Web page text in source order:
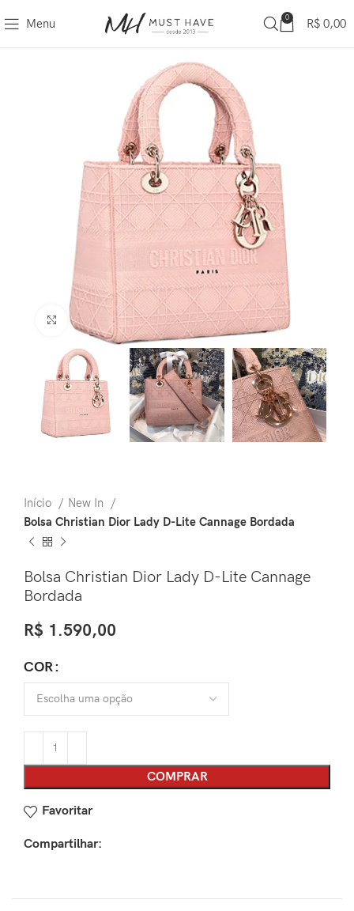
Menu 0 R$ 0,00
Clique para ampliar
Início
New In
Bolsa Christian Dior Lady D-Lite Cannage Bordada
Bolsa Christian Dior Lady D-Lite Cannage
Bordada
R$ 1.590,00
COR
COMPRAR
Favoritar
Compartilhar: